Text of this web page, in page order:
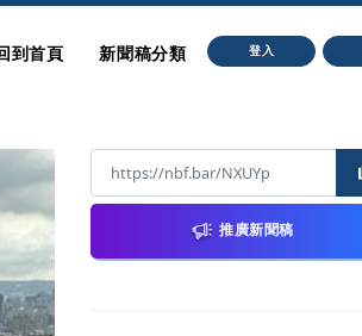
到首頁 新聞稿分類 登入
推廣新聞稿